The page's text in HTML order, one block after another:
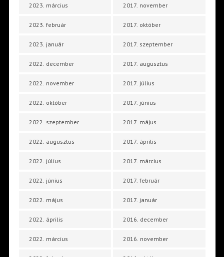
2023. március
2023. február
2023. január
2022. december
2022. november
2022. október
2022. szeptember
2022. augusztus
2022. július
2022. június
2022. május
2022. április
2022. március
2017. november
2017. október
2017. szeptember
2017. augusztus
2017. július
2017. június
2017. május
2017. április
2017. március
2017. február
2017. január
2016. december
2016. november